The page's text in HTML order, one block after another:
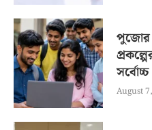
পুজোর
August